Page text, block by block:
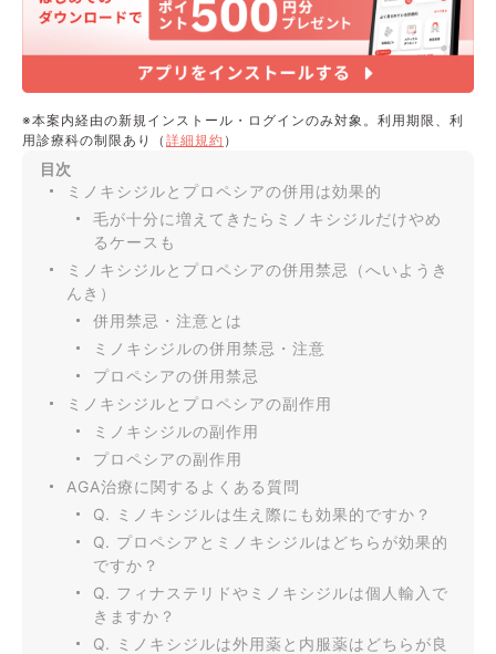
※本案内経由の新規インストール・ログインのみ対象。利用期限、利
用診療科の制限あり（ 詳細規約 ）
目次
ミノキシジルとプロペシアの併用は効果的
毛が十分に増えてきたらミノキシジルだけやめ
るケースも
ミノキシジルとプロペシアの併用禁忌（へいようき
んき）
併用禁忌・注意とは
ミノキシジルの併用禁忌・注意
プロペシアの併用禁忌
ミノキシジルとプロペシアの副作用
ミノキシジルの副作用
プロペシアの副作用
AGA治療に関するよくある質問
Q. ミノキシジルは生え際にも効果的ですか？
Q. プロペシアとミノキシジルはどちらが効果的
ですか？
Q. フィナステリドやミノキシジルは個人輸入で
きますか？
Q. ミノキシジルは外用薬と内服薬はどちらが良